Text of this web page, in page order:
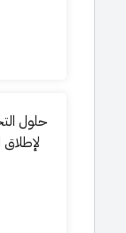
حلول